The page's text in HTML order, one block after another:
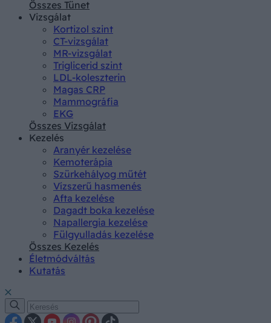
Összes Tünet
Vizsgálat
Kortizol szint
CT-vizsgálat
MR-vizsgálat
Triglicerid szint
LDL-koleszterin
Magas CRP
Mammográfia
EKG
Összes Vizsgálat
Kezelés
Aranyér kezelése
Kemoterápia
Szürkehályog műtét
Vízszerű hasmenés
Afta kezelése
Dagadt boka kezelése
Napallergia kezelése
Fülgyulladás kezelése
Összes Kezelés
Életmódváltás
Kutatás